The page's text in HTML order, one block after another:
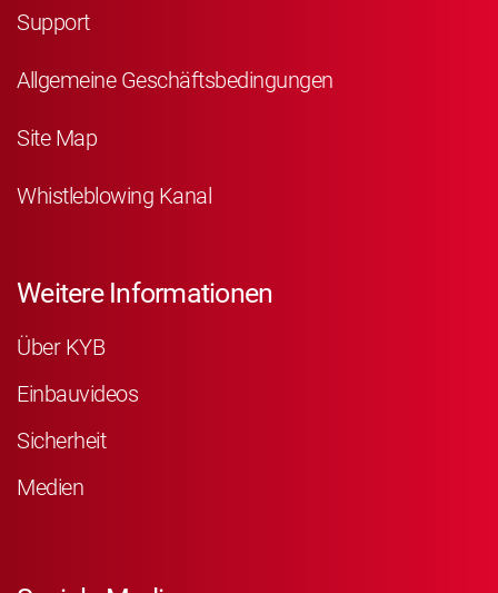
Support
Allgemeine Geschäftsbedingungen
Site Map
Whistleblowing Kanal
Weitere Informationen
Über KYB
Einbauvideos
Sicherheit
Medien